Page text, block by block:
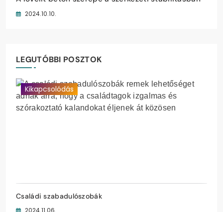
2024.11.06.
2024.10.10.
2024.09.30.
2024.09.28.
LEGUTÓBBI POSZTOK
Kikapcsolódás
Családi szabadulószobák
2024.11.06.